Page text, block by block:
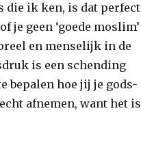
die ik ken, is dat perfect
je geen ‘goede moslim’
en menselijk in de
is een schending
bepalen hoe jij je gods-
afnemen, want het is